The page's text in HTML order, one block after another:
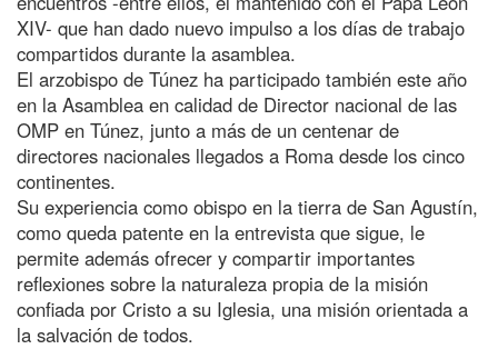
XIV- que han dado nuevo impulso a los días de trabajo
compartidos durante la asamblea.
El arzobispo de Túnez ha participado también este año
en la Asamblea en calidad de Director nacional de las
OMP en Túnez, junto a más de un centenar de
directores nacionales llegados a Roma desde los cinco
continentes.
Su experiencia como obispo en la tierra de San Agustín,
como queda patente en la entrevista que sigue, le
permite además ofrecer y compartir importantes
reflexiones sobre la naturaleza propia de la misión
confiada por Cristo a su Iglesia, una misión orientada a
la salvación de todos.